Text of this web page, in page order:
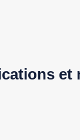
et